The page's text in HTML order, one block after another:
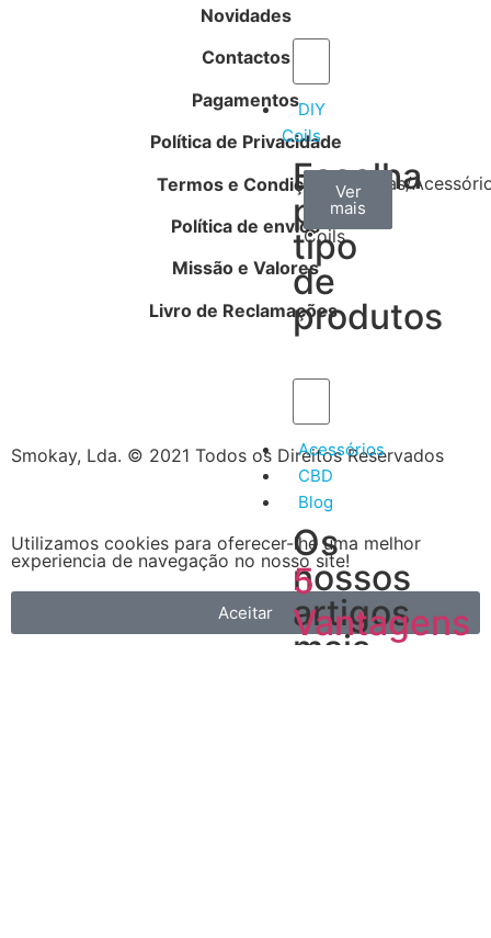
DIY
Coils
Escolha
por
tipo
de
produtos
Arame
Coils
Ver
mais
Algodão
Ver
mais
Ferramentas/
Ver
mais
Acessórios
CBD
Blog
Os
nossos
artigos
mais
5
Vantagens
Novidades
Contactos
Pagamentos
Política de Privacidade
Termos e Condições
Política de envios
Missão e Valores
Livro de Reclamações
Smokay, Lda. © 2021 Todos os Direitos Reservados
Utilizamos cookies para oferecer-lhe uma melhor
experiencia de navegação no nosso site!
Aceitar